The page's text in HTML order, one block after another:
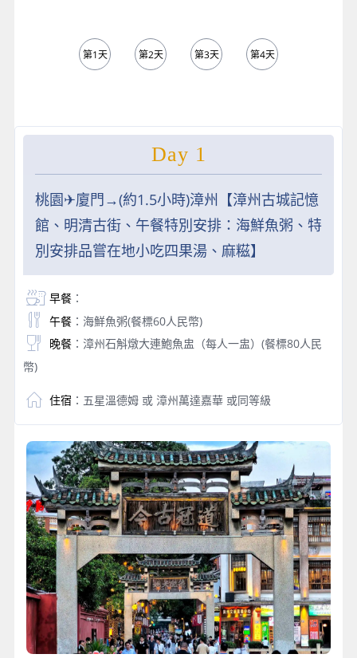
第1天 第2天 第3天 第4天
Day 1
桃園✈︎廈門→(約1.5小時)漳州【漳州古城記憶
館、明清古街、午餐特別安排：海鮮魚粥、特
別安排品嘗在地小吃四果湯、麻糍】
早餐：
午餐：海鮮魚粥(餐標60人民幣)
晚餐：漳州石斛燉大連鮑魚盅（每人一盅）(餐標80人民
幣)
住宿 ：五星溫德姆 或 漳州萬達嘉華 或同等級